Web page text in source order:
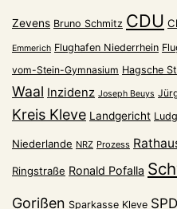
Zevens Bruno Schmitz CDU
Emmerich Flughafen Niederrhein
vom-Stein-Gymnasium Hagsche
Waal Inzidenz Joseph Beuys
Kreis Kleve Landgericht
Niederlande NRZ Prozess
Ringstraße Ronald Pofalla
Gorißen Sparkasse Kleve SPD